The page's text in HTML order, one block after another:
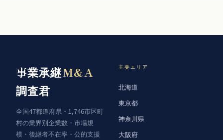
事業承継M&A
調査君
全国47都道府県・1,746市区町
村の業界別企業数・市場規
模・後継者不在率・公的支援
主要エリア
北海道
東京都
神奈川県
大阪府